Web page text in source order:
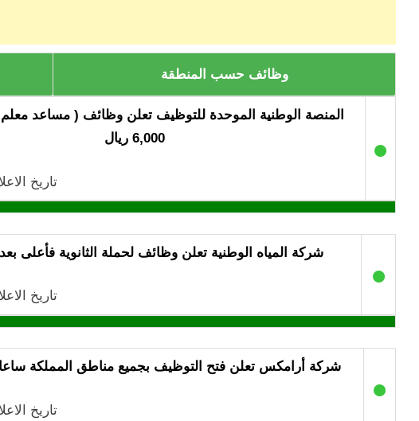
وظائف حسب المنطقة
●
المنصة الوطنية الموحدة للتوظيف تعلن وظائف ( مساعد
6,000 ريال
تاريخ الاعلان :
●
شركة المياه الوطنية تعلن وظائف لحملة الثانوية فأعلى
تاريخ الاعلان :
●
شركة أرامكس تعلن فتح التوظيف بجميع مناطق المملكة
تاريخ الاعلان :